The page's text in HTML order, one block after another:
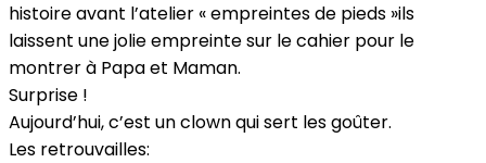
histoire avant l’atelier « empreintes de pieds »ils
laissent une jolie empreinte sur le cahier pour le
montrer à Papa et Maman.
Surprise !
Aujourd’hui, c’est un clown qui sert les goûter.
Les retrouvailles: